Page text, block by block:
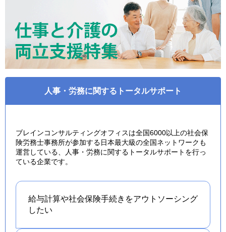
人事・労務に関するトータルサポート
ブレインコンサルティングオフィスは全国6000以上の社会保
険労務士事務所が参加する日本最大級の全国ネットワークも
運営している、人事・労務に関するトータルサポートを行っ
ている企業です。
給与計算や社会保険手続きをアウトソーシング
したい